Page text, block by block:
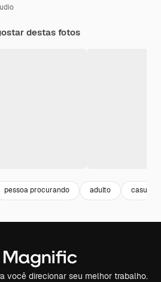
destas fotos
pessoa procurando adulto casual
você direcionar seu melhor trabalho.